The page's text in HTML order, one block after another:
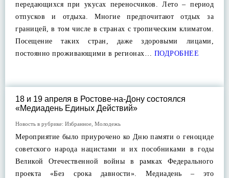
передающихся при укусах переносчиков. Лето – период
отпусков и отдыха. Многие предпочитают отдых за
границей, в том числе в странах с тропическим климатом.
Посещение таких стран, даже здоровыми лицами,
постоянно проживающими в регионах… ПОДРОБНЕЕ
18 и 19 апреля в Ростове-на-Дону состоялся
«Медиадень Единых Действий»
Новость в рубрике: Избранное Молодежь
Мероприятие было приурочено ко Дню памяти о геноциде
советского народа нацистами и их пособниками в годы
Великой Отечественной войны в рамках Федерального
проекта «Без срока давности». Медиадень – это